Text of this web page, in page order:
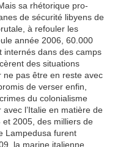
sa rhétorique pro-
de sécurité libyens de
à refouler les
année 2006, 60.000
internés dans des camps
des situations
ne pas être en reste avec
de verser enfin,
du colonialisme
l’Italie en matière de
2005, des milliers de
Lampedusa furent
la marine italienne